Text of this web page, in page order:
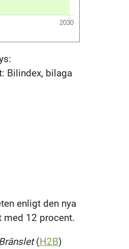
2030
Bilindex, bilaga
enligt den nya
med 12 procent.
(H2B)